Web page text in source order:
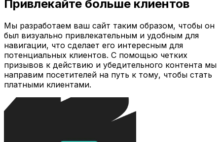
Привлекайте больше клиентов
Мы разработаем ваш сайт таким образом, чтобы он
был визуально привлекательным и удобным для
навигации, что сделает его интересным для
потенциальных клиентов. С помощью четких
призывов к действию и убедительного контента мы
направим посетителей на путь к тому, чтобы стать
платными клиентами.